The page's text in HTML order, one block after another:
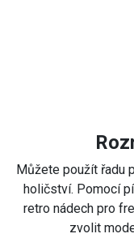
Můžete použít řadu
holičství. Pomocí
retro nádech pro
zvolit